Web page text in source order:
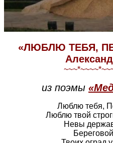
«ЛЮБЛЮ ТЕБЯ,
из поэмы
Люблю тебя,
Люблю твой
Невы